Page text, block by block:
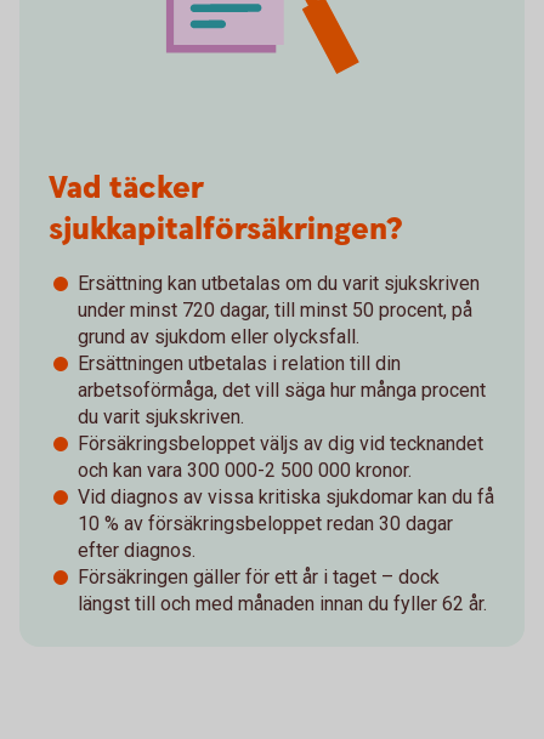
Vad täcker
sjukkapitalförsäkringen?
Ersättning kan utbetalas om du varit sjukskriven
under minst 720 dagar, till minst 50 procent, på
grund av sjukdom eller olycksfall.
Ersättningen utbetalas i relation till din
arbetsoförmåga, det vill säga hur många procent
du varit sjukskriven.
Försäkringsbeloppet väljs av dig vid tecknandet
och kan vara 300 000-2 500 000 kronor.
Vid diagnos av vissa kritiska sjukdomar kan du få
10 % av försäkringsbeloppet redan 30 dagar
efter diagnos.
Försäkringen gäller för ett år i taget – dock
längst till och med månaden innan du fyller 62 år.